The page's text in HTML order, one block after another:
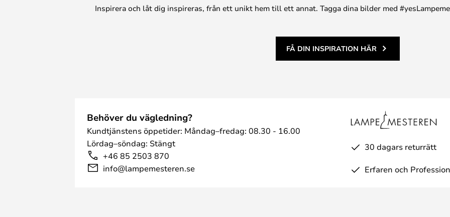
Inspirera och låt dig inspireras, från ett unikt hem till ett annat. Tagga dina bilder med
FÅ DIN INSPIRATION HÄR
Behöver du vägledning?
Kundtjänstens öppetider: Måndag–fredag: 08.30 - 16.00
Lördag–söndag: Stängt
+46 85 2503 870
info@lampemesteren.se
30 dagars returrätt
Erfaren och